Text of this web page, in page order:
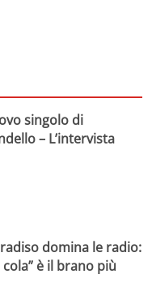
singolo di
– L’intervista
domina le radio:
è il brano più